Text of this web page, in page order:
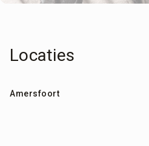
Locaties
Amersfoort